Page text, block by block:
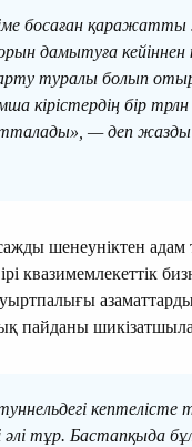
босаған
дамытуға
туралы болып
кірістердің бір
— деп жазды
шенеуніктен адам
квазимемлекеттік
пайданы
әлі тұр. Бастапқыда